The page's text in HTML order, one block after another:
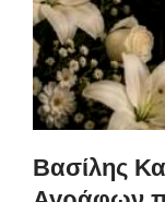
Βασίλης